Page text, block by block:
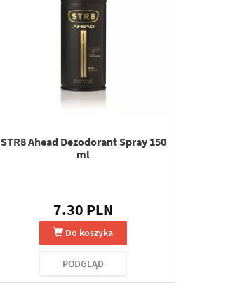
STR8 Ahead Dezodorant Spray 150
ml
7.30 PLN
Do koszyka
PODGLĄD